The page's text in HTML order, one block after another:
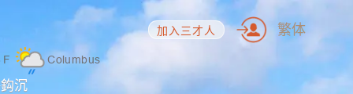
F Columbus
沉
加入三才人 繁体